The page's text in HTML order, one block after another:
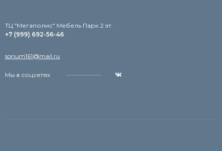
TЦ "Мегаполис" Мебель Парк 2 эт.
+7 (999) 692-56-46
sonum161@mail.ru
Мы в соцсетях